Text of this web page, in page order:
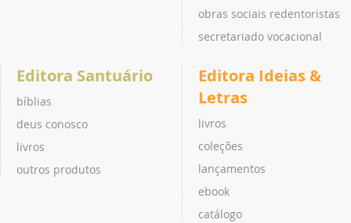
obras sociais redentoristas
secretariado vocacional
Editora Santuário
bíblias
deus conosco
livros
outros produtos
Editora Ideias &
Letras
livros
coleções
lançamentos
ebook
catálogo